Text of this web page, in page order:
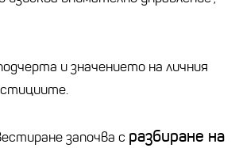
и значението на личния
започва с разбиране на